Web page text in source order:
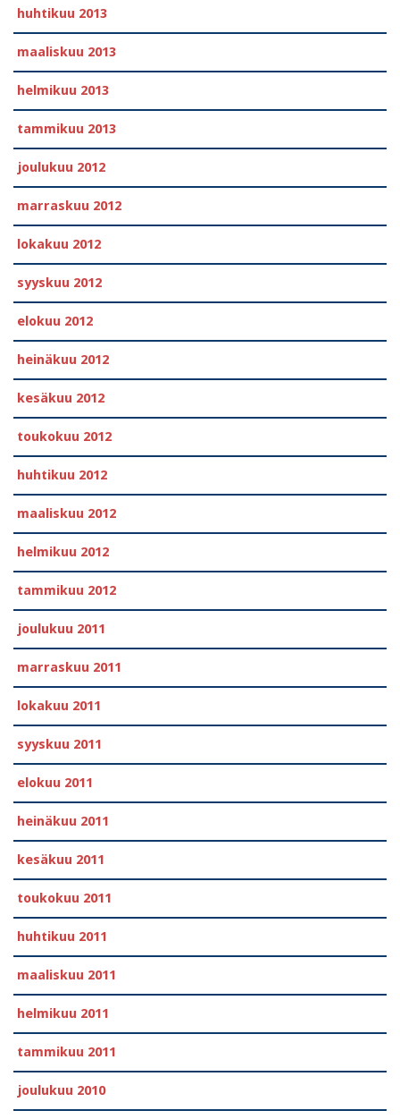
huhtikuu 2013
maaliskuu 2013
helmikuu 2013
tammikuu 2013
joulukuu 2012
marraskuu 2012
lokakuu 2012
syyskuu 2012
elokuu 2012
heinäkuu 2012
kesäkuu 2012
toukokuu 2012
huhtikuu 2012
maaliskuu 2012
helmikuu 2012
tammikuu 2012
joulukuu 2011
marraskuu 2011
lokakuu 2011
syyskuu 2011
elokuu 2011
heinäkuu 2011
kesäkuu 2011
toukokuu 2011
huhtikuu 2011
maaliskuu 2011
helmikuu 2011
tammikuu 2011
joulukuu 2010